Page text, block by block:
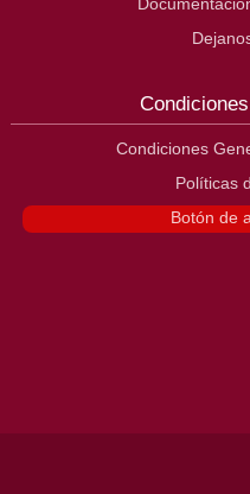
Condiciones
Políticas
Botón de